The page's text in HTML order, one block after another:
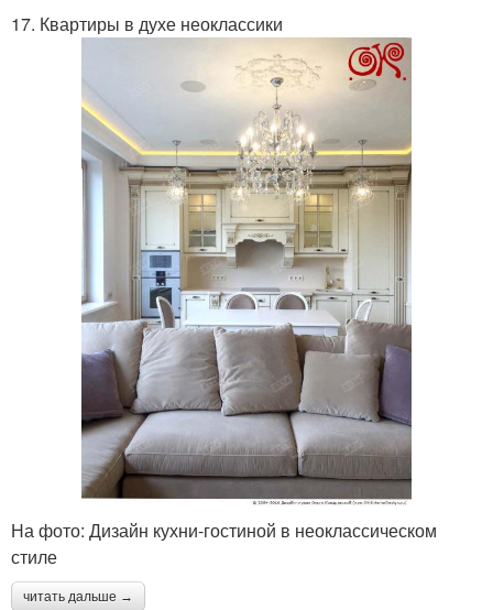
17. Квартиры в духе неоклассики
На фото: Дизайн кухни-гостиной в неоклассическом
стиле
читать дальше →